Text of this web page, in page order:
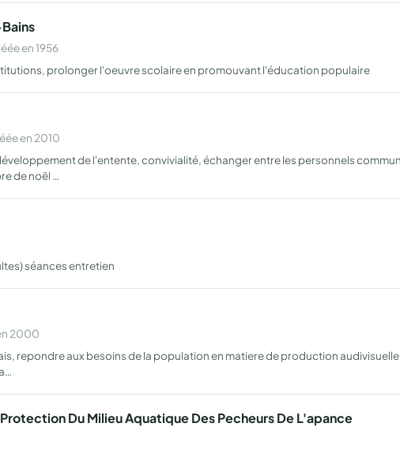
en 1956
prolonger l'oeuvre scolaire en promouvant l'éducation populaire
en 2010
de l'entente, convivialité, échanger entre les personnels
de noël …
séances entretien
2000
repondre aux besoins de la population en matiere de production
Du Milieu Aquatique Des Pecheurs De L'apance